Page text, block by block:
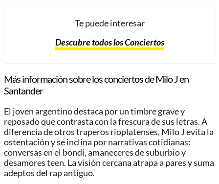
Te puede interesar
Descubre todos los Conciertos
Más información sobre los conciertos de Milo J en
Santander
El joven argentino destaca por un timbre grave y
reposado que contrasta con la frescura de sus letras. A
diferencia de otros traperos rioplatenses, Milo J evita la
ostentación y se inclina por narrativas cotidianas:
conversas en el bondi, amaneceres de suburbio y
desamores teen. La visión cercana atrapa a pares y suma
adeptos del rap antiguo.